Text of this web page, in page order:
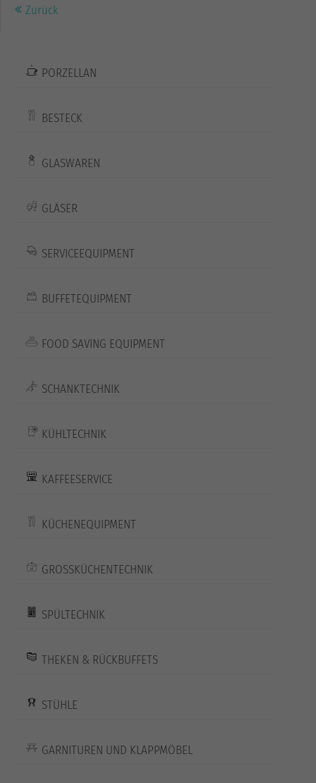
Zurück
PORZELLAN
BESTECK
GLASWAREN
GLÄSER
SERVICEEQUIPMENT
BUFFETEQUIPMENT
FOOD SAVING EQUIPMENT
SCHANKTECHNIK
KÜHLTECHNIK
KAFFEESERVICE
KÜCHENEQUIPMENT
GROSSKÜCHENTECHNIK
SPÜLTECHNIK
THEKEN & RÜCKBUFFETS
STÜHLE
GARNITUREN UND KLAPPMÖBEL